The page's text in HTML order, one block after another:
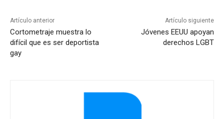
Artículo anterior
Cortometraje muestra lo
difícil que es ser deportista
gay
Artículo siguiente
Jóvenes EEUU apoyan
derechos LGBT